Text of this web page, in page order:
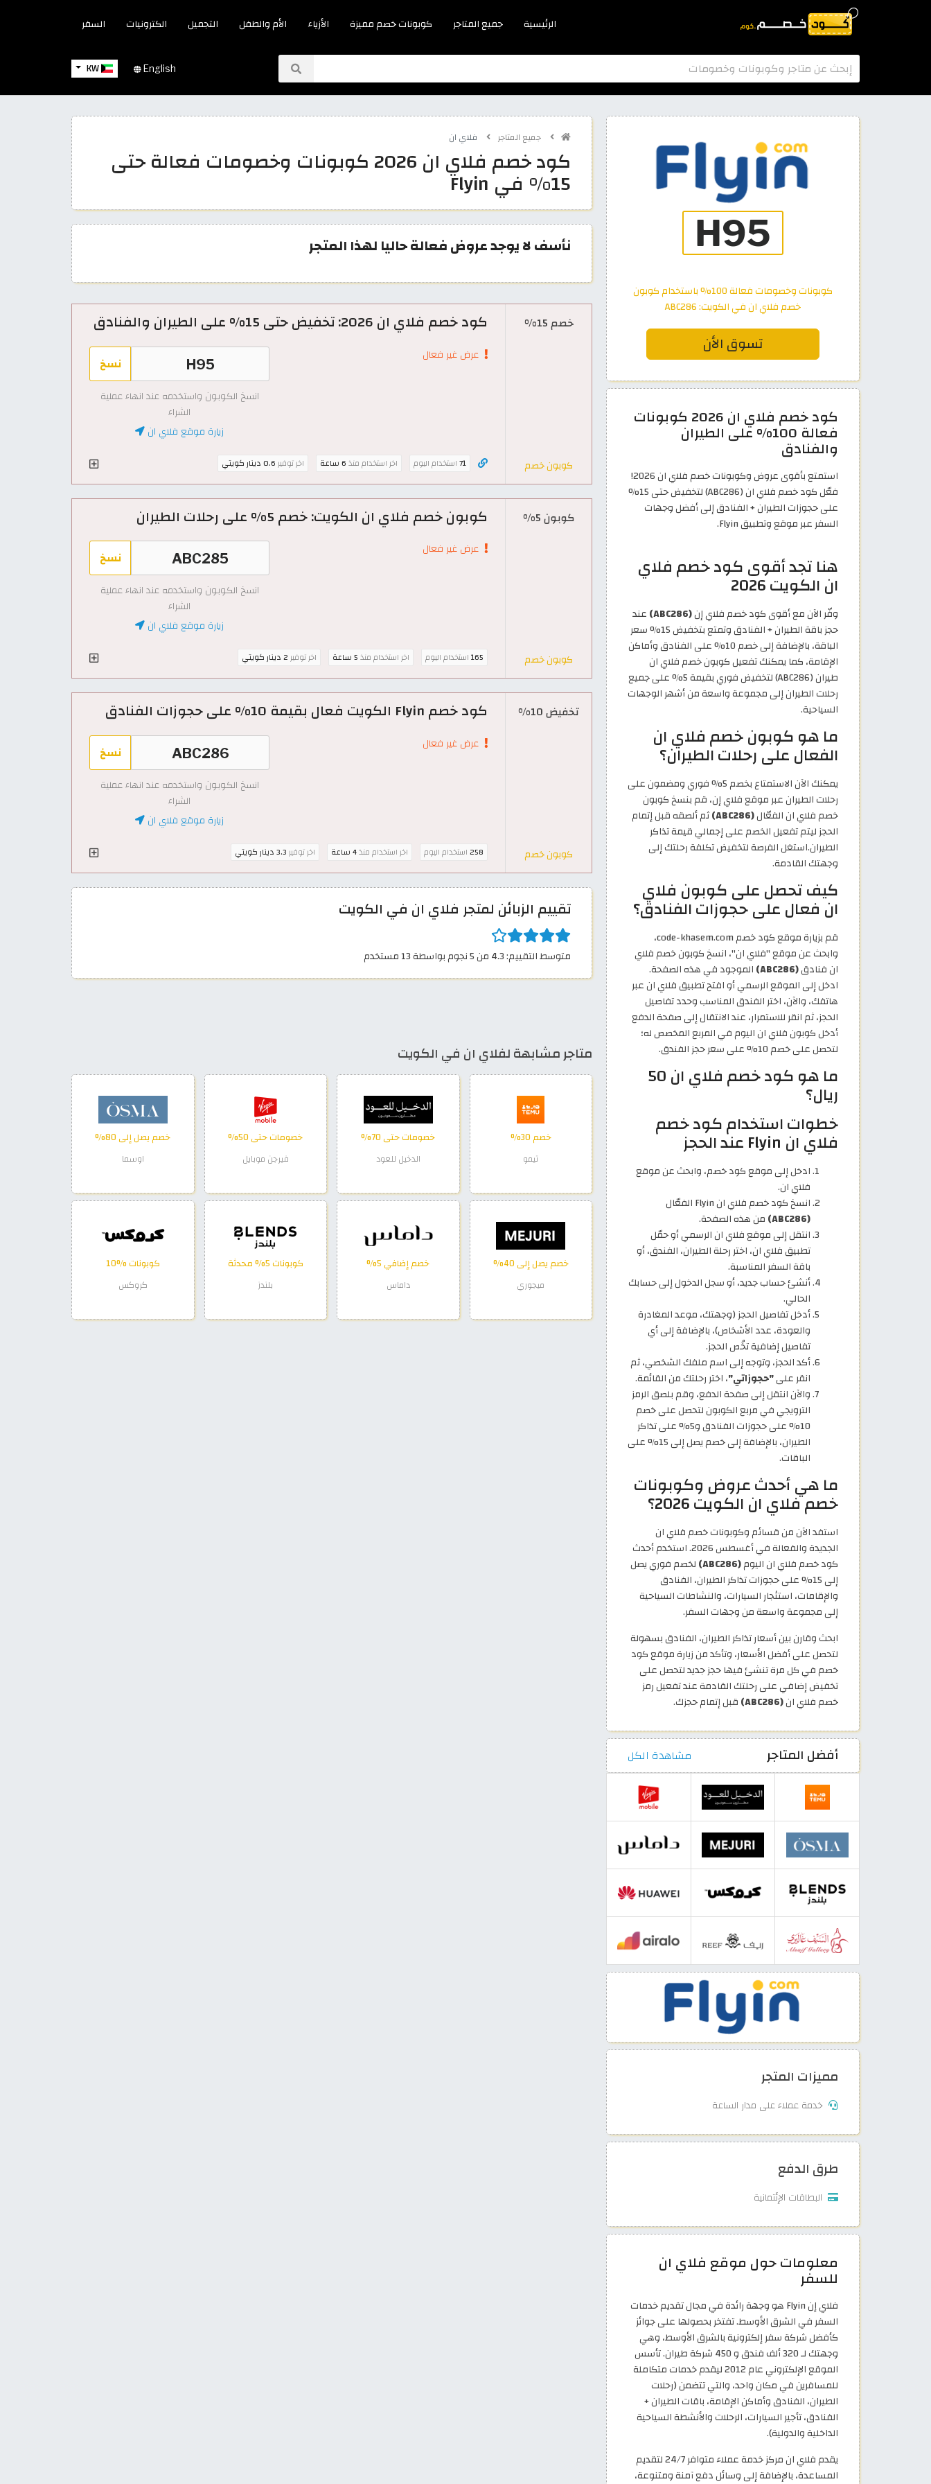
الرئيسية جميع المتاجر كوبونات خصم مميزة الأزياء الأم والطفل التجميل الكترونيات السفر
KW English
جميع المتاجر فلاي ان
كود خصم فلاي ان 2026 كوبونات وخصومات فعالة حتى
15% في Flyin
نأسف لا يوجد عروض فعالة حاليا لهذا المتجر
خصم 15%
كوبون خصم
كود خصم فلاي ان 2026: تخفيض حتى 15% على الطيران والفنادق
عرض غير فعال نسخ
انسخ الكوبون واستخدمه عند انهاء عملية
الشراء
زيارة موقع فلاي ان
71استخدام اليوم اخر استخدام منذ6 ساعة اخر توفير0.6 دينار كويتي
كوبون 5%
كوبون خصم
كوبون خصم فلاي ان الكويت: خصم 5% على رحلات الطيران
عرض غير فعال نسخ
انسخ الكوبون واستخدمه عند انهاء عملية
الشراء
زيارة موقع فلاي ان
165استخدام اليوم اخر استخدام منذ5 ساعة اخر توفير2 دينار كويتي
تخفيض 10%
كوبون خصم
كود خصم Flyin الكويت فعال بقيمة 10% على حجوزات الفنادق
عرض غير فعال نسخ
انسخ الكوبون واستخدمه عند انهاء عملية
الشراء
زيارة موقع فلاي ان
258استخدام اليوم اخر استخدام منذ4 ساعة اخر توفير3.3 دينار كويتي
تقييم الزبائن لمتجر فلاي ان في الكويت
متوسط التقييم: 4.3 من 5 نجوم بواسطة 13 مستخدم
متاجر مشابهة لفلاي ان في الكويت
خصم 30%
تيمو
خصومات حتى 70%
الدخيل للعود
خصومات حتى 50%
فيرجن موبايل
خصم يصل إلى 80%
اوسما
خصم يصل إلى 40%
ميجوري
خصم إضافي 5%
داماس
كوبونات 5% محدثة
بلندز
كوبونات %10
كروكس
كوبونات وخصومات فعالة 100% باستخدام كوبون
خصم فلاي ان في الكويت: ABC286
تسوق الأن
كود خصم فلاي ان 2026 كوبونات
فعالة 100% على الطيران
والفنادق
استمتع بأقوى عروض وكوبونات خصم فلاي ان 2026!
فعّل كود خصم فلاي ان (ABC286) لتخفيض حتى 15%
على حجوزات الطيران + الفنادق إلى أفضل وجهات
السفر عبر موقع وتطبيق Flyin.
هنا تجد أقوى كود خصم فلاي
ان الكويت 2026
وفّر الآن مع أقوى كود خصم فلاي إن(ABC286)
عند
حجز باقة الطيران + الفنادق وتمتع بتخفيض 15% سعر
الباقة، بالإضافة إلى خصم 10% على الفنادق وأماكن
الإقامة، كما يمكنك تفعيل كوبون خصم فلاي ان
طيران (ABC286) لتخفيض فوري بقيمة 5% على جميع
رحلات الطيران إلى مجموعة واسعة من أشهر الوجهات
السياحية.
ما هو كوبون خصم فلاي ان
الفعال على رحلات الطيران؟
يمكنك الآن الاستمتاع بخصم 5% فوري ومضمون على
رحلات الطيران عبر موقع فلاي إن، قم بنسخ كوبون
خصم فلاي ان الفعّال(ABC286)
ثم ألصقه قبل إتمام
الحجز ليتم تفعيل الخصم على إجمالي قيمة تذاكر
الطيران.استغل الفرصة لتخفيض تكلفة رحلتك إلى
وجهتك القادمة.
كيف تحصل على كوبون فلاي
ان فعال على حجوزات الفنادق؟
قم بزيارة موقع كود خصم code-khasem.com،
وابحث عن موقع "فلاي ان"، انسخ كوبون خصم فلاي
ان فنادق(ABC286)
الموجود في هذه الصفحة.
ادخل إلى الموقع الرسمي أو افتح تطبيق فلاي ان عبر
هاتفك، والآن، اختر الفندق المناسب وحدد تفاصيل
الحجز، ثم انقر للاستمرار، عند الانتقال إلى صفحة الدفع
أدخل كوبون فلاي ان اليوم في المربع المخصص له؛
لتحصل على خصم 10% على سعر حجز الفندق.
ما هو كود خصم فلاي ان 50
ريال؟
خطوات استخدام كود خصم
فلاي ان Flyin عند الحجز
ادخل إلى موقع كود خصم، وابحث عن موقع
فلاي ان.
انسخ كود خصم فلاي ان Flyin الفعّال
(ABC286)
من هذه الصفحة.
انتقل إلى موقع فلاي ان الرسمي أو حمّل
تطبيق فلاي ان، اختر رحلة الطيران، الفندق، أو
باقة السفر المناسبة.
أنشئ حساب جديد، أو سجل الدخول إلى حسابك
الحالي.
أدخل تفاصيل الحجز (وجهتك، موعد المغادرة
والعودة، عدد الأشخاص)، بالإضافة إلى أي
تفاصيل إضافية تخُص الحجز.
أكد الحجز، وتوجه إلى اسم ملفك الشخصي، ثم
انقر على"حجوزاتي"، اختر رحلتك من القائمة.
والآن انتقل إلى صفحة الدفع، وقم بلصق الرمز
الترويجي في مربع الكوبون لتحصل على خصم
10% على حجوزات الفنادق و5% على تذاكر
الطيران، بالإضافة إلى خصم يصل إلى 15% على
الباقات.
ما هي أحدث عروض وكوبونات
خصم فلاي ان الكويت 2026؟
استفد الآن من قسائم وكوبونات خصم فلاي ان
الجديدة والفعالة في أغسطس 2026. استخدم أحدث
كود خصم فلاي ان اليوم(ABC286)
لخصم فوري يصل
إلى 15% على حجوزات تذاكر الطيران، الفنادق
والإقامات، استئجار السيارات، والنشاطات السياحية
إلى مجموعة واسعة من وجهات السفر.
ابحث وقارن بين أسعار تذاكر الطيران، الفنادق بسهولة
لتحصل على أفضل الأسعار، وتأكد من زيارة موقع كود
خصم في كل مرة تنشئ فيها حجز جديد لتحصل على
تخفيض إضافي على رحلتك القادمة عند تفعيل رمز
خصم فلاي ان(ABC286) قبل إتمام حجزك.
أفضل المتاجر مشاهدة الكل
مميزات المتجر
خدمة عملاء على مدار الساعة
طرق الدفع
البطاقات الإئتمانية
معلومات حول موقع فلاي ان
للسفر
فلاي إن Flyin هو وجهة رائدة في مجال تقديم خدمات
السفر في الشرق الأوسط. تفتخر بحصولها على جوائز
كأفضل شركة سفر إلكترونية بالشرق الأوسط، وهي
وجهتك لـ 320 ألف فندق و 450 شركة طيران. تأسس
الموقع الإلكتروني عام 2012 ليقدم خدمات متكاملة
للمسافرين في مكان واحد، والتي تتضمن (رحلات
الطيران، الفنادق وأماكن الإقامة، باقات الطيران +
الفنادق، تأجير السيارات، الرحلات والأنشطة السياحية
الداخلية والدولية).
يقدم فلاي ان مركز خدمة عملاء متوافر 24/7 لتقديم
المساعدة، بالإضافة إلى وسائل دفع آمنة ومتنوعة،